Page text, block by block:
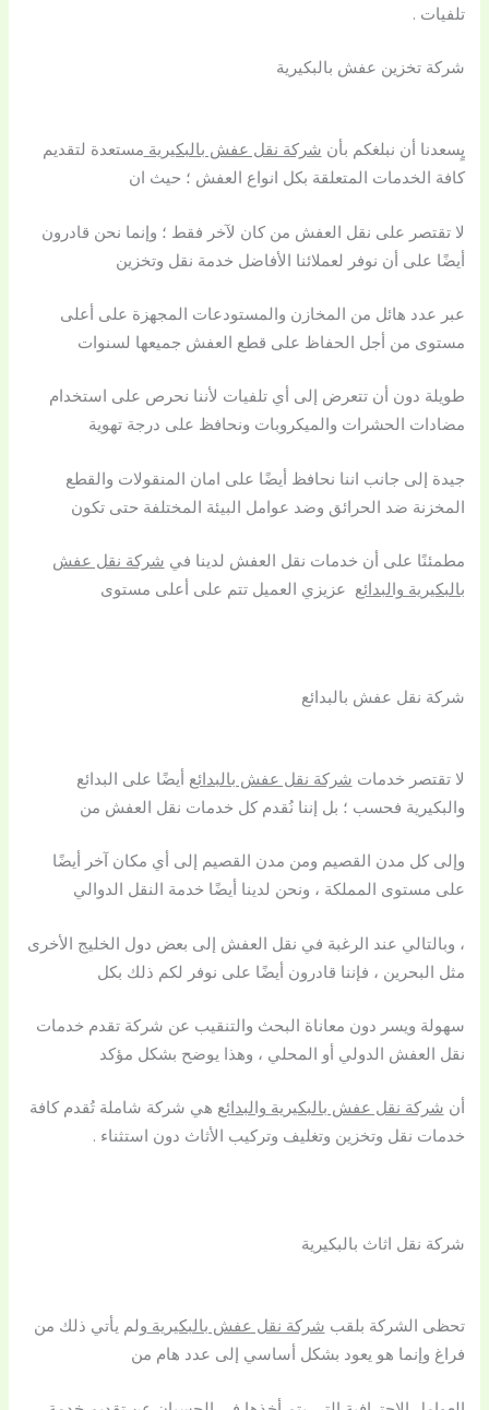
تلفيات .
شركة تخزين عفش بالبكيرية
يٍسعدنا أن نبلغكم بأن شركة نقل عفش بالبكيرية مستعدة لتقديم
كافة الخدمات المتعلقة بكل انواع العفش ؛ حيث ان
لا تقتصر على نقل العفش من كان لآخر فقط ؛ وإنما نحن قادرون
أيضًا على أن نوفر لعملائنا الأفاضل خدمة نقل وتخزين
عبر عدد هائل من المخازن والمستودعات المجهزة على أعلى
مستوى من أجل الحفاظ على قطع العفش جميعها لسنوات
طويلة دون أن تتعرض إلى أي تلفيات لأننا نحرص على استخدام
مضادات الحشرات والميكروبات ونحافظ على درجة تهوية
جيدة إلى جانب اننا نحافظ أيضًا على امان المنقولات والقطع
المخزنة ضد الحرائق وضد عوامل البيئة المختلفة حتى تكون
مطمئنًا على أن خدمات نقل العفش لدينا في شركة نقل عفش
بالبكيرية والبدائع عزيزي العميل تتم على أعلى مستوى
شركة نقل عفش بالبدائع
لا تقتصر خدمات شركة نقل عفش بالبدائع أيضًا على البدائع
والبكيرية فحسب ؛ بل إننا نُقدم كل خدمات نقل العفش من
وإلى كل مدن القصيم ومن مدن القصيم إلى أي مكان آخر أيضًا
على مستوى المملكة ، ونحن لدينا أيضًا خدمة النقل الدوالي
، وبالتالي عند الرغبة في نقل العفش إلى بعض دول الخليج الأخرى
مثل البحرين ، فإننا قادرون أيضًا على نوفر لكم ذلك بكل
سهولة ويسر دون معاناة البحث والتنقيب عن شركة تقدم خدمات
نقل العفش الدولي أو المحلي ، وهذا يوضح بشكل مؤكد
أن شركة نقل عفش بالبكيرية والبدائع هي شركة شاملة تُقدم كافة
خدمات نقل وتخزين وتغليف وتركيب الأثاث دون استثناء .
شركة نقل اثاث بالبكيرية
تحظى الشركة بلقب شركة نقل عفش بالبكيرية ولم يأتي ذلك من
فراغ وإنما هو يعود بشكل أساسي إلى عدد هام من